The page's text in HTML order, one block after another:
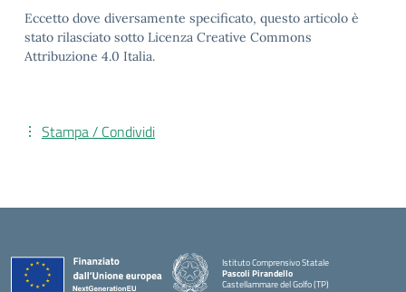
Eccetto dove diversamente specificato, questo articolo è
stato rilasciato sotto Licenza Creative Commons
Attribuzione 4.0 Italia.
Stampa / Condividi
Istituto Comprensivo Statale
Pascoli Pirandello
Castellammare del Golfo (TP)